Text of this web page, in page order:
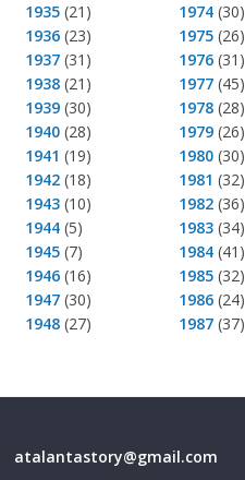
1935 (21)
1936 (23)
1937 (31)
1938 (21)
1939 (30)
1940 (28)
1941 (19)
1942 (18)
1943 (10)
1944 (5)
1945 (7)
1946 (16)
1947 (30)
1948 (27)
1974(30)
1975(26)
1976(31)
1977(45)
1978(28)
1979(26)
1980(30)
1981 (32)
1982(36)
1983(34)
1984(41)
1985(32)
1986(24)
1987(37)
atalantastory@gmail.com